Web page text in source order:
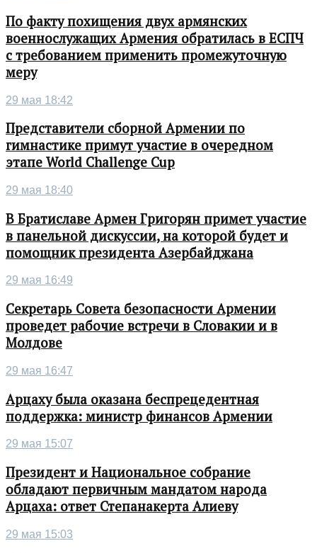
По факту похищения двух армянских
военнослужащих Армения обратилась в ЕСПЧ
с требованием применить промежуточную
меру
29 мая 18:42
Представители сборной Армении по
гимнастике примут участие в очередном
этапе World Challenge Cup
29 мая 18:40
В Братиславе Армен Григорян примет участие
в панельной дискуссии, на которой будет и
помощник президента Азербайджана
29 мая 16:49
Секретарь Совета безопасности Армении
проведет рабочие встречи в Словакии и в
Молдове
29 мая 16:47
Арцаху была оказана беспрецедентная
поддержка: министр финансов Армении
29 мая 15:07
Президент и Национальное собрание
обладают первичным мандатом народа
Арцаха: ответ Степанакерта Алиеву
29 мая 15:03